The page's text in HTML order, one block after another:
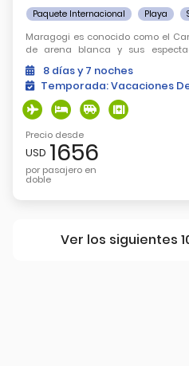
Paquete Internacional Playa
Maragogi es conocido como el
de arena blanca y sus
ideales para practicar deportes
8 díasy 7 noches
Temporada:Vacaciones
Precio desde
USD 1656
por pasajero en
doble
Ver los siguientes